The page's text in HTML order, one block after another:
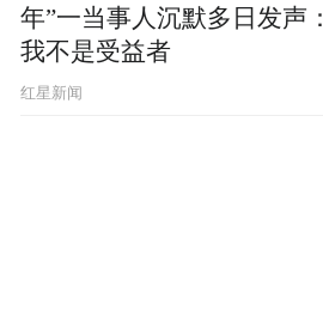
年”一当事人沉默多日发声：
我不是受益者
红星新闻